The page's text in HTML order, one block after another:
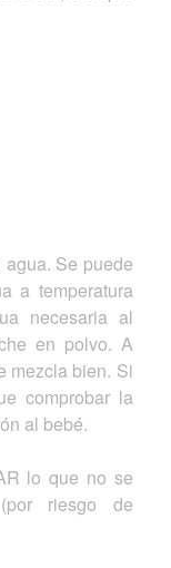
Se puede
a temperatura
necesaria al
en polvo. A
mezcla bien. Si
comprobar la
al bebé.
lo que no se
riesgo de